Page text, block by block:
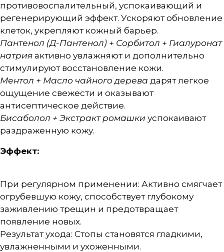
противовоспалительный, успокаивающий и
регенерирующий эффект. Ускоряют обновление
клеток, укрепляют кожный барьер.
Пантенол (Д-Пантенол) + Сорбитол + Гиалуронат
натрия активно увлажняют и дополнительно
стимулируют восстановление кожи.
Ментол + Масло чайного дерева дарят легкое
ощущение свежести и оказывают
антисептическое действие.
Бисаболол + Экстракт ромашки успокаивают
раздраженную кожу.
Эффект:
При регулярном применении: Активно смягчает
огрубевшую кожу, способствует глубокому
заживлению трещин и предотвращает
появление новых.
Результат ухода: Стопы становятся гладкими,
увлажненными и ухоженными.